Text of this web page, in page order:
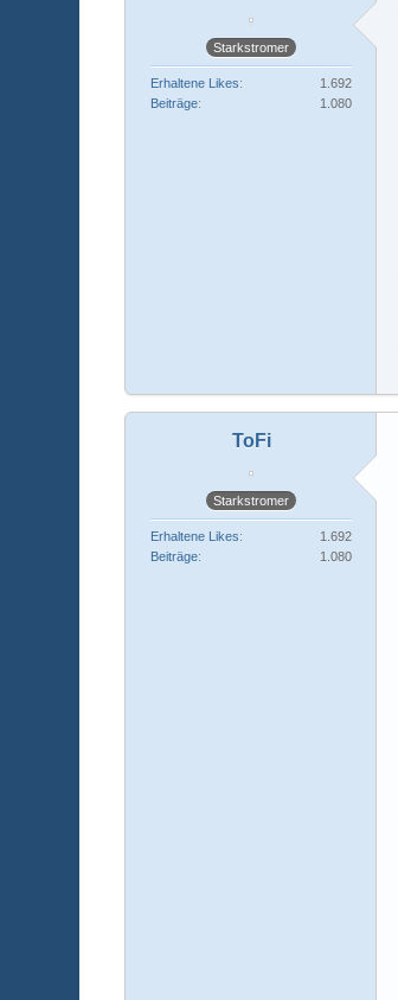
Starkstromer
Erhaltene Likes
1.692
Beiträge
1.080
ToFi
Starkstromer
Erhaltene Likes
1.692
Beiträge
1.080